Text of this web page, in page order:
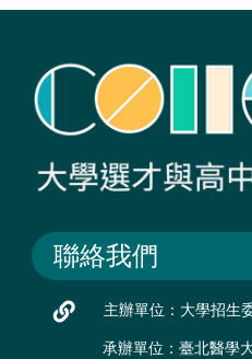
聯絡我們
主辦單位：大學招生
承辦單位：臺北醫學